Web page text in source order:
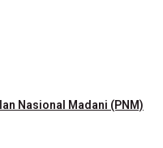
Nasional Madani (PNM)